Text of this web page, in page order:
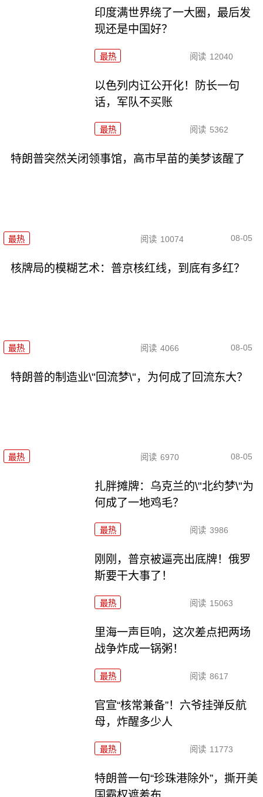
印度满世界绕了一大圈，最后发
现还是中国好？
最热 阅读 12040
以色列内讧公开化！防长一句
话，军队不买账
最热 阅读 5362
特朗普突然关闭领事馆，高市早苗的美梦该醒了
最热 阅读 10074 08-05
核牌局的模糊艺术：普京核红线，到底有多红？
最热 阅读 4066 08-05
特朗普的制造业\"回流梦\"，为何成了回流东大？
最热 阅读 6970 08-05
扎胖摊牌：乌克兰的\"北约梦\"为
何成了一地鸡毛？
最热 阅读 3986
刚刚，普京被逼亮出底牌！俄罗
斯要干大事了！
最热 阅读 15063
里海一声巨响，这次差点把两场
战争炸成一锅粥！
最热 阅读 8617
官宣“核常兼备”！六爷挂弹反航
母，炸醒多少人
最热 阅读 11773
特朗普一句“珍珠港除外”，撕开美